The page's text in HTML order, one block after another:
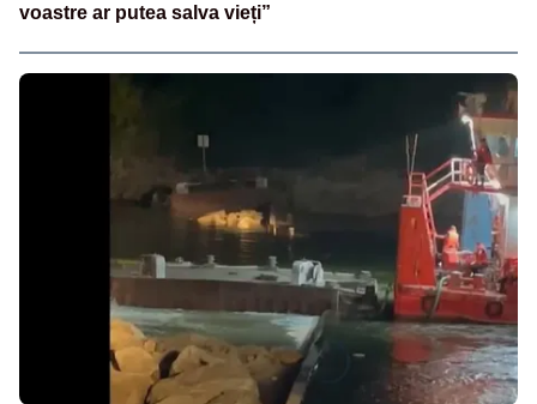
voastre ar putea salva vieți”